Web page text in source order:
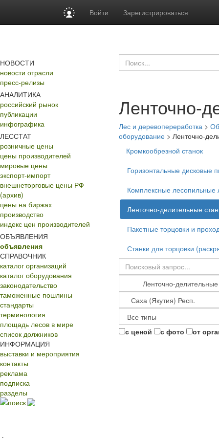
Войти Зарегистрироваться
НОВОСТИ
новости отрасли
пресс-релизы
АНАЛИТИКА
российский рынок
публикации
инфографика
ЛЕССТАТ
розничные цены
цены производителей
мировые цены
экспорт-импорт
внешнеторговые цены РФ
(архив)
цены на биржах
производство
индекс цен производителей
ОБЪЯВЛЕНИЯ
объявления
СПРАВОЧНИК
каталог организаций
каталог оборудования
законодательство
таможенные пошлины
стандарты
терминология
площадь лесов в мире
список должников
ИНФОРМАЦИЯ
выставки и мероприятия
контакты
реклама
подписка
разделы
поиск
Ленточно-
Лес и деревопереработка >
оборудование > Ленточно-
Кромкообрезной станок
Горизонтальные дисковые
Комплексные лесопильные
Ленточно-делительные
Пакетные торцовки и
Станки для торцовки
с ценой с фото от